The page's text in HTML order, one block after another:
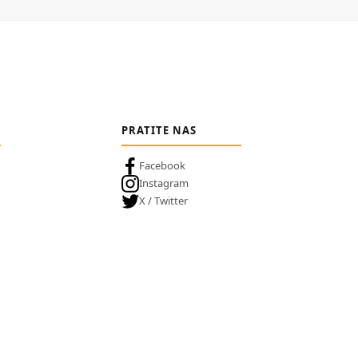
PRATITE NAS
Facebook
Instagram
X / Twitter